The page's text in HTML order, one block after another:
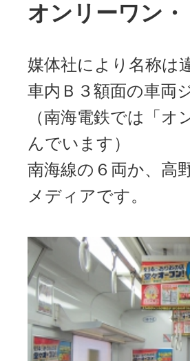
オンリーワン
媒体社により名称は
車内Ｂ３額面の車両
（南海電鉄では「
んでいます）
南海線の６両か、高
メディアです。